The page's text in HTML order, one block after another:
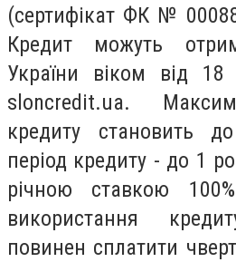
(сертифікат ФК №
Кредит можуть
України віком від
sloncredit.ua.
кредиту становить
період кредиту - до 1
річною ставкою
використання
повинен сплатити